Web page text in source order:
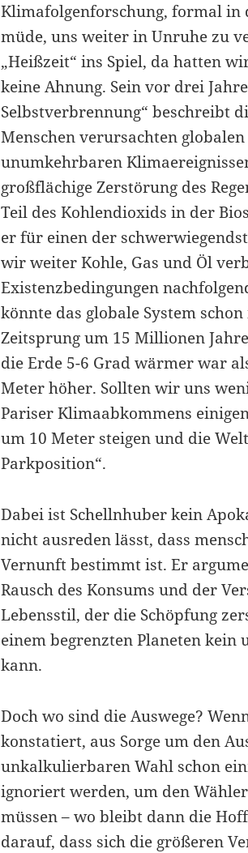
Klimafolgenforschung, formal in
müde, uns weiter in Unruhe zu
„Heißzeit“ ins Spiel, da hatten
keine Ahnung. Sein vor drei
Selbstverbrennung“ beschreibt
Menschen verursachten
unumkehrbaren
großflächige Zerstörung des
Teil des Kohlendioxids in der
er für einen der
wir weiter Kohle, Gas und Öl
Existenzbedingungen
könnte das globale System
Zeitsprung um 15 Millionen
die Erde 5-6 Grad wärmer war
Meter höher. Sollten wir uns
Pariser Klimaabkommens
um 10 Meter steigen und die
Parkposition“.
Dabei ist Schellnhuber kein
nicht ausreden lässt, dass
Vernunft bestimmt ist. Er
Rausch des Konsums und der
Lebensstil, der die Schöpfung
einem begrenzten Planeten kein
kann.
Doch wo sind die Auswege?
konstatiert, aus Sorge um den
unkalkulierbaren Wahl schon
ignoriert werden, um den
müssen – wo bleibt dann die
darauf, dass sich die größeren